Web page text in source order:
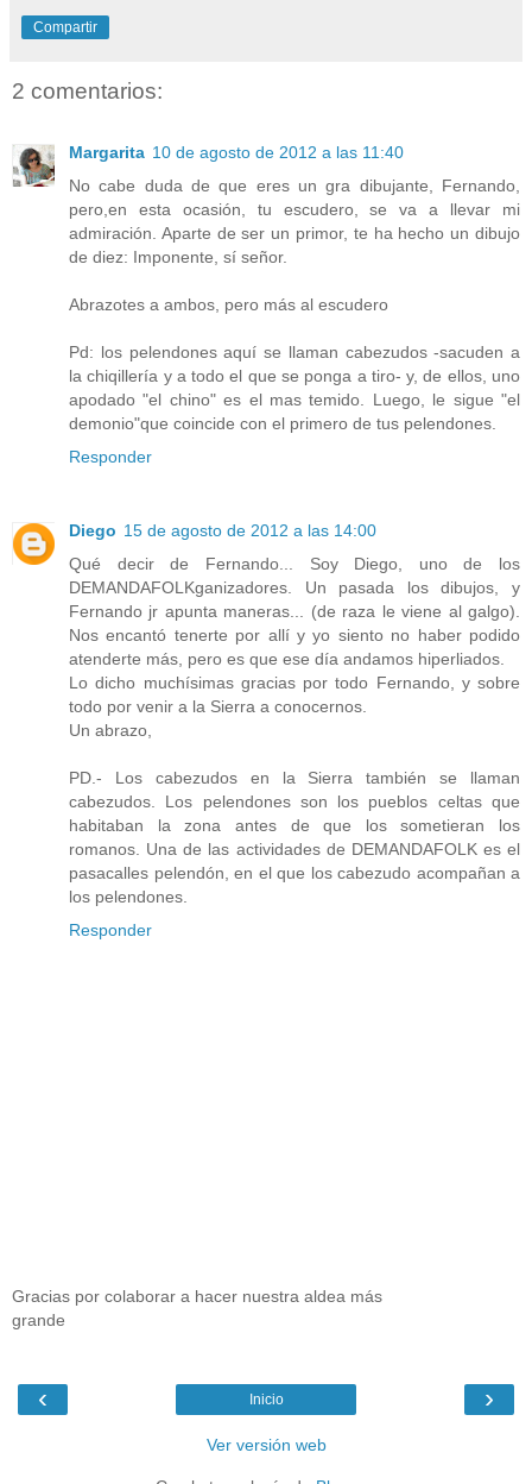
Compartir
2 comentarios:
Margarita 10 de agosto de 2012 a las 11:40
No cabe duda de que eres un gra dibujante, Fernando,
pero,en esta ocasión, tu escudero, se va a llevar mi
admiración. Aparte de ser un primor, te ha hecho un dibujo
de diez: Imponente, sí señor.
Abrazotes a ambos, pero más al escudero
Pd: los pelendones aquí se llaman cabezudos -sacuden a
la chiqillería y a todo el que se ponga a tiro- y, de ellos, uno
apodado "el chino" es el mas temido. Luego, le sigue "el
demonio"que coincide con el primero de tus pelendones.
Responder
Diego 15 de agosto de 2012 a las 14:00
Qué decir de Fernando... Soy Diego, uno de los
DEMANDAFOLKganizadores. Un pasada los dibujos, y
Fernando jr apunta maneras... (de raza le viene al galgo).
Nos encantó tenerte por allí y yo siento no haber podido
atenderte más, pero es que ese día andamos hiperliados.
Lo dicho muchísimas gracias por todo Fernando, y sobre
todo por venir a la Sierra a conocernos.
Un abrazo,
PD.- Los cabezudos en la Sierra también se llaman
cabezudos. Los pelendones son los pueblos celtas que
habitaban la zona antes de que los sometieran los
romanos. Una de las actividades de DEMANDAFOLK es el
pasacalles pelendón, en el que los cabezudo acompañan a
los pelendones.
Responder
Gracias por colaborar a hacer nuestra aldea más
grande
‹ ›
Inicio
Ver versión web